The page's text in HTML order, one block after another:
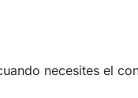
necesites el